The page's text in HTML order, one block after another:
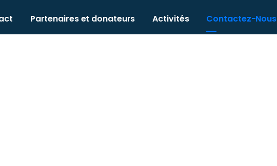
Partenaires et donateurs Activités Contactez-Nous